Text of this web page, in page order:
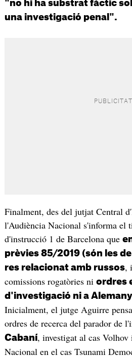
"no hi ha substrat fàctic
una investigació penal".
Finalment, des del jutjat Central
l'Audiència Nacional s'informa el
d'instrucció 1 de Barcelona que
prèvies 85/2019 (són les
res relacionat amb russos,
comissions rogatòries ni ordres
d'investigació ni a
Inicialment, el jutge Aguirre
ordres de recerca del parador de
Cabaní, investigat al cas
Nacional en el cas Tsunami